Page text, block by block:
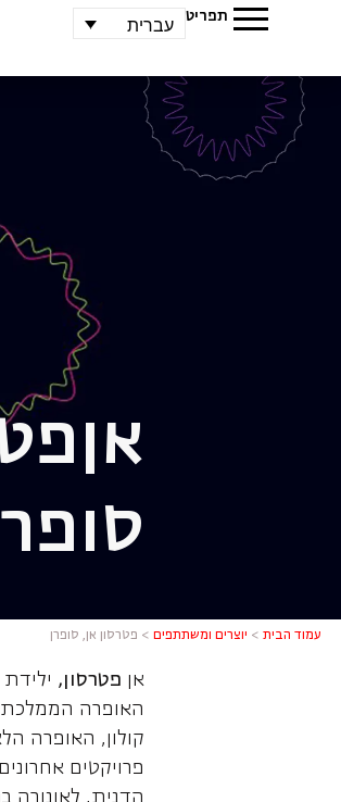
תפריט עברית
אן
עמוד הבית > יוצרים ומשתתפים > פטרסון אן, סופרן
אן פטרסון,
האופרה
קולון, האופרה
פרויקטים